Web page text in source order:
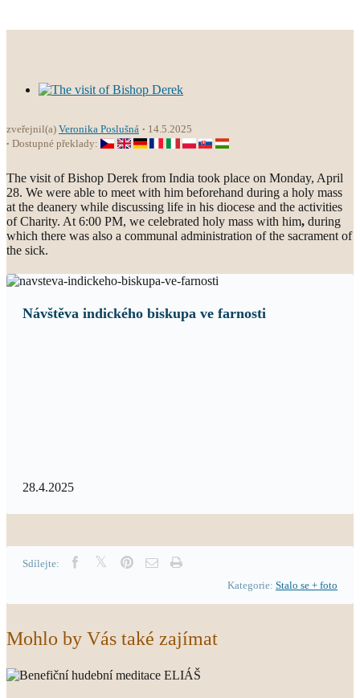
zveřejnil(a) Veronika Poslušná
14.5.2025
Dostupné překlady:
The visit of Bishop Derek from India took place on Monday, April
28. We were able to meet with him beforehand during a holy mass
at the deanery while discussing life in his diocese and the activities
of Charity. At 6:00 PM, we celebrated holy mass with him, during
which there was also a communal administration of the sacrament of
the sick.
Návštěva indického biskupa ve farnosti
28.4.2025
Sdílejte:
Kategorie: Stalo se + foto
Mohlo by Vás také zajímat